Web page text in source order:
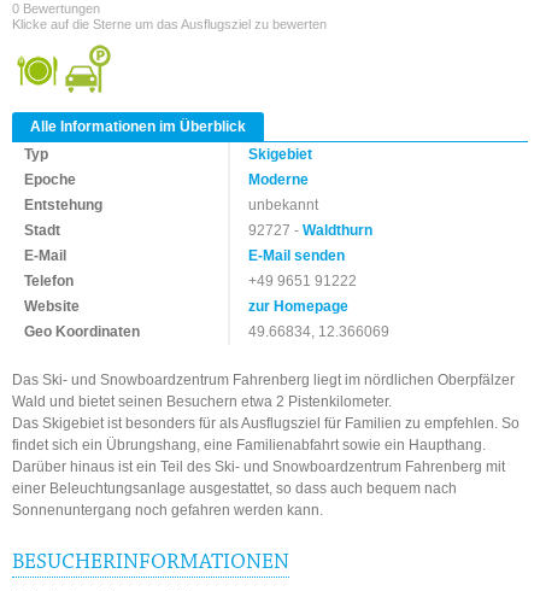
0 Bewertungen
Klicke auf die Sterne um das Ausflugsziel zu bewerten
Alle Informationen im Überblick
Typ
Skigebiet
Epoche
Moderne
Entstehung
unbekannt
Stadt
92727 -Waldthurn
E-Mail
E-Mail senden
Telefon
+49 9651 91222
Website
zur Homepage
Geo Koordinaten
49.66834, 12.366069
Das Ski- und Snowboardzentrum Fahrenberg liegt im nördlichen Oberpfälzer
Wald und bietet seinen Besuchern etwa 2 Pistenkilometer.
Das Skigebiet ist besonders für als Ausflugsziel für Familien zu empfehlen. So
findet sich ein Übrungshang, eine Familienabfahrt sowie ein Haupthang.
Darüber hinaus ist ein Teil des Ski- und Snowboardzentrum Fahrenberg mit
einer Beleuchtungsanlage ausgestattet, so dass auch bequem nach
Sonnenuntergang noch gefahren werden kann.
BESUCHERINFORMATIONEN